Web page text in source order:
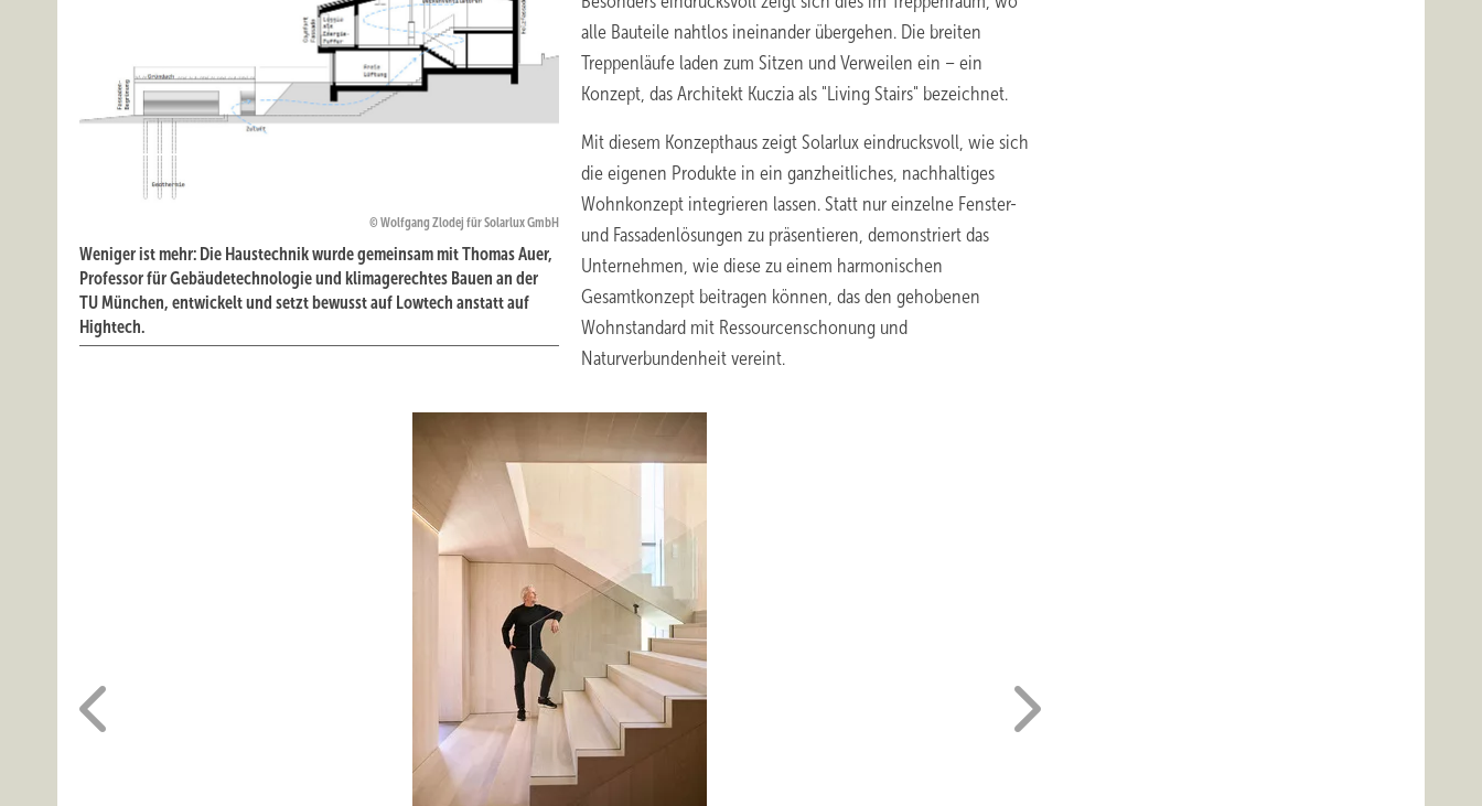
Wolfgang Zlodej für Solarlux GmbH
Weniger ist mehr: Die Haustechnik wurde gemeinsam mit Thomas Auer,
Professor für Gebäudetechnologie und klimagerechtes Bauen an der
TU München, entwickelt und setzt bewusst auf Lowtech anstatt auf
Hightech.
alle Bauteile nahtlos ineinander übergehen. Die breiten
Treppenläufe laden zum Sitzen und Verweilen ein – ein
Konzept, das Architekt Kuczia als "Living Stairs" bezeichnet.
Mit diesem Konzepthaus zeigt Solarlux eindrucksvoll, wie sich
die eigenen Produkte in ein ganzheitliches, nachhaltiges
Wohnkonzept integrieren lassen. Statt nur einzelne Fenster-
und Fassadenlösungen zu präsentieren, demonstriert das
Unternehmen, wie diese zu einem harmonischen
Gesamtkonzept beitragen können, das den gehobenen
Wohnstandard mit Ressourcenschonung und
Naturverbundenheit vereint.